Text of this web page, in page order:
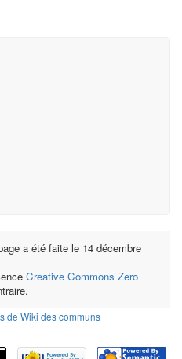
a été faite le 14 décembre
Creative Commons Zero
de Wiki des communs